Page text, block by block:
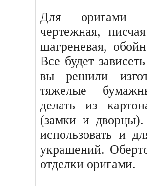
Для оригами
чертежная,
шагреневая,
Все будет
вы решили
тяжелые
делать из
(замки и
использовать и
украше­ний.
отделки оригами.